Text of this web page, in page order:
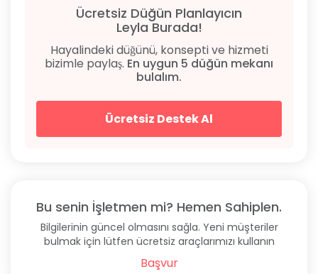
Misafirlerinizle birlikte eğlenceli ve unutulmaz bir
gece geçirmek için gerekli her türlü altyapı burada
Mekanın Avantajları
Ferah ve geniş salonu, uygun fiyatları ve yüksek
hizmet kalitesi ile Kallavi Beyoğlu, özel günleriniz için
tercih edebileceğiniz en iyi mekanlardan biridir.
Ücretsiz Düğün Planlayıcın
Leyla Burada!
Hayalindeki düğünü, konsepti ve hizmeti
bizimle paylaş. En uygun 5 düğün mekanı
bulalım.
Ücretsiz Destek Al
Bu senin İşletmen mi? Hemen Sahiplen.
Bilgilerinin güncel olmasını sağla. Yeni müşteriler
bulmak için lütfen ücretsiz araçlarımızı kullanın
Başvur